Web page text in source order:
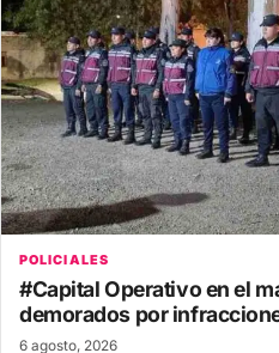
POLICIALES
#Capital Operativo en el
demorados por
6 agosto, 2026